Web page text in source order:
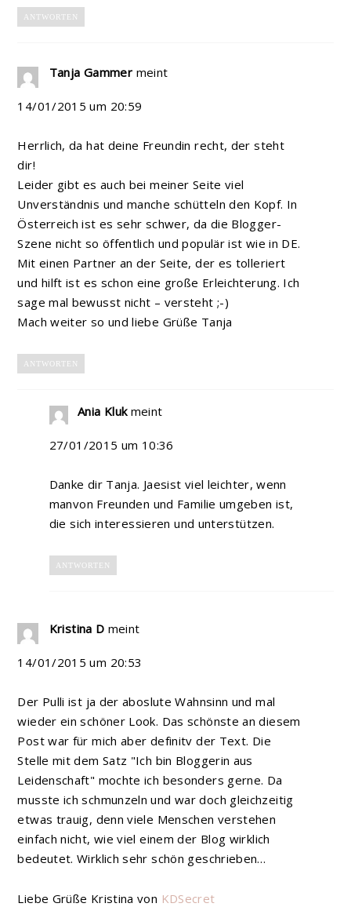
ANTWORTEN
Tanja Gammer meint
14/01/2015 um 20:59
Herrlich, da hat deine Freundin recht, der steht
dir!
Leider gibt es auch bei meiner Seite viel
Unverständnis und manche schütteln den Kopf. In
Österreich ist es sehr schwer, da die Blogger-
Szene nicht so öffentlich und populär ist wie in DE.
Mit einen Partner an der Seite, der es tolleriert
und hilft ist es schon eine große Erleichterung. Ich
sage mal bewusst nicht – versteht ;-)
Mach weiter so und liebe Grüße Tanja
ANTWORTEN
Ania Kluk meint
27/01/2015 um 10:36
Danke dir Tanja. Jaesist viel leichter, wenn
manvon Freunden und Familie umgeben ist,
die sich interessieren und unterstützen.
ANTWORTEN
Kristina D meint
14/01/2015 um 20:53
Der Pulli ist ja der aboslute Wahnsinn und mal
wieder ein schöner Look. Das schönste an diesem
Post war für mich aber definitv der Text. Die
Stelle mit dem Satz "Ich bin Bloggerin aus
Leidenschaft" mochte ich besonders gerne. Da
musste ich schmunzeln und war doch gleichzeitig
etwas trauig, denn viele Menschen verstehen
einfach nicht, wie viel einem der Blog wirklich
bedeutet. Wirklich sehr schön geschrieben…
Liebe Grüße Kristina von KDSecret